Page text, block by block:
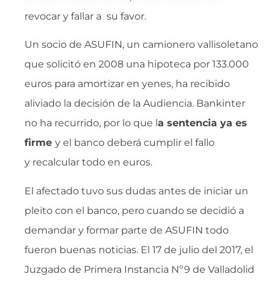
revocar y fallar a su favor.
Un socio de ASUFIN, un camionero vallisoletano
que solicitó en 2008 una hipoteca por 133.000
euros para amortizar en yenes, ha recibido
aliviado la decisión de la Audiencia. Bankinter
no ha recurrido, por lo que l a sentencia ya es
firme y el banco deberá cumplir el fallo
y recalcular todo en euros.
El afectado tuvo sus dudas antes de iniciar un
pleito con el banco, pero cuando se decidió a
demandar y formar parte de ASUFIN todo
fueron buenas noticias. El 17 de julio del 2017, el
Juzgado de Primera Instancia Nº9 de Valladolid